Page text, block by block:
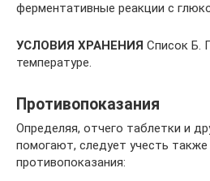
ферментативные реакции с
УСЛОВИЯ ХРАНЕНИЯ Список Б.
температуре.
Противопоказания
Определяя, отчего таблетки и
помогают, следует учесть
противопоказания: